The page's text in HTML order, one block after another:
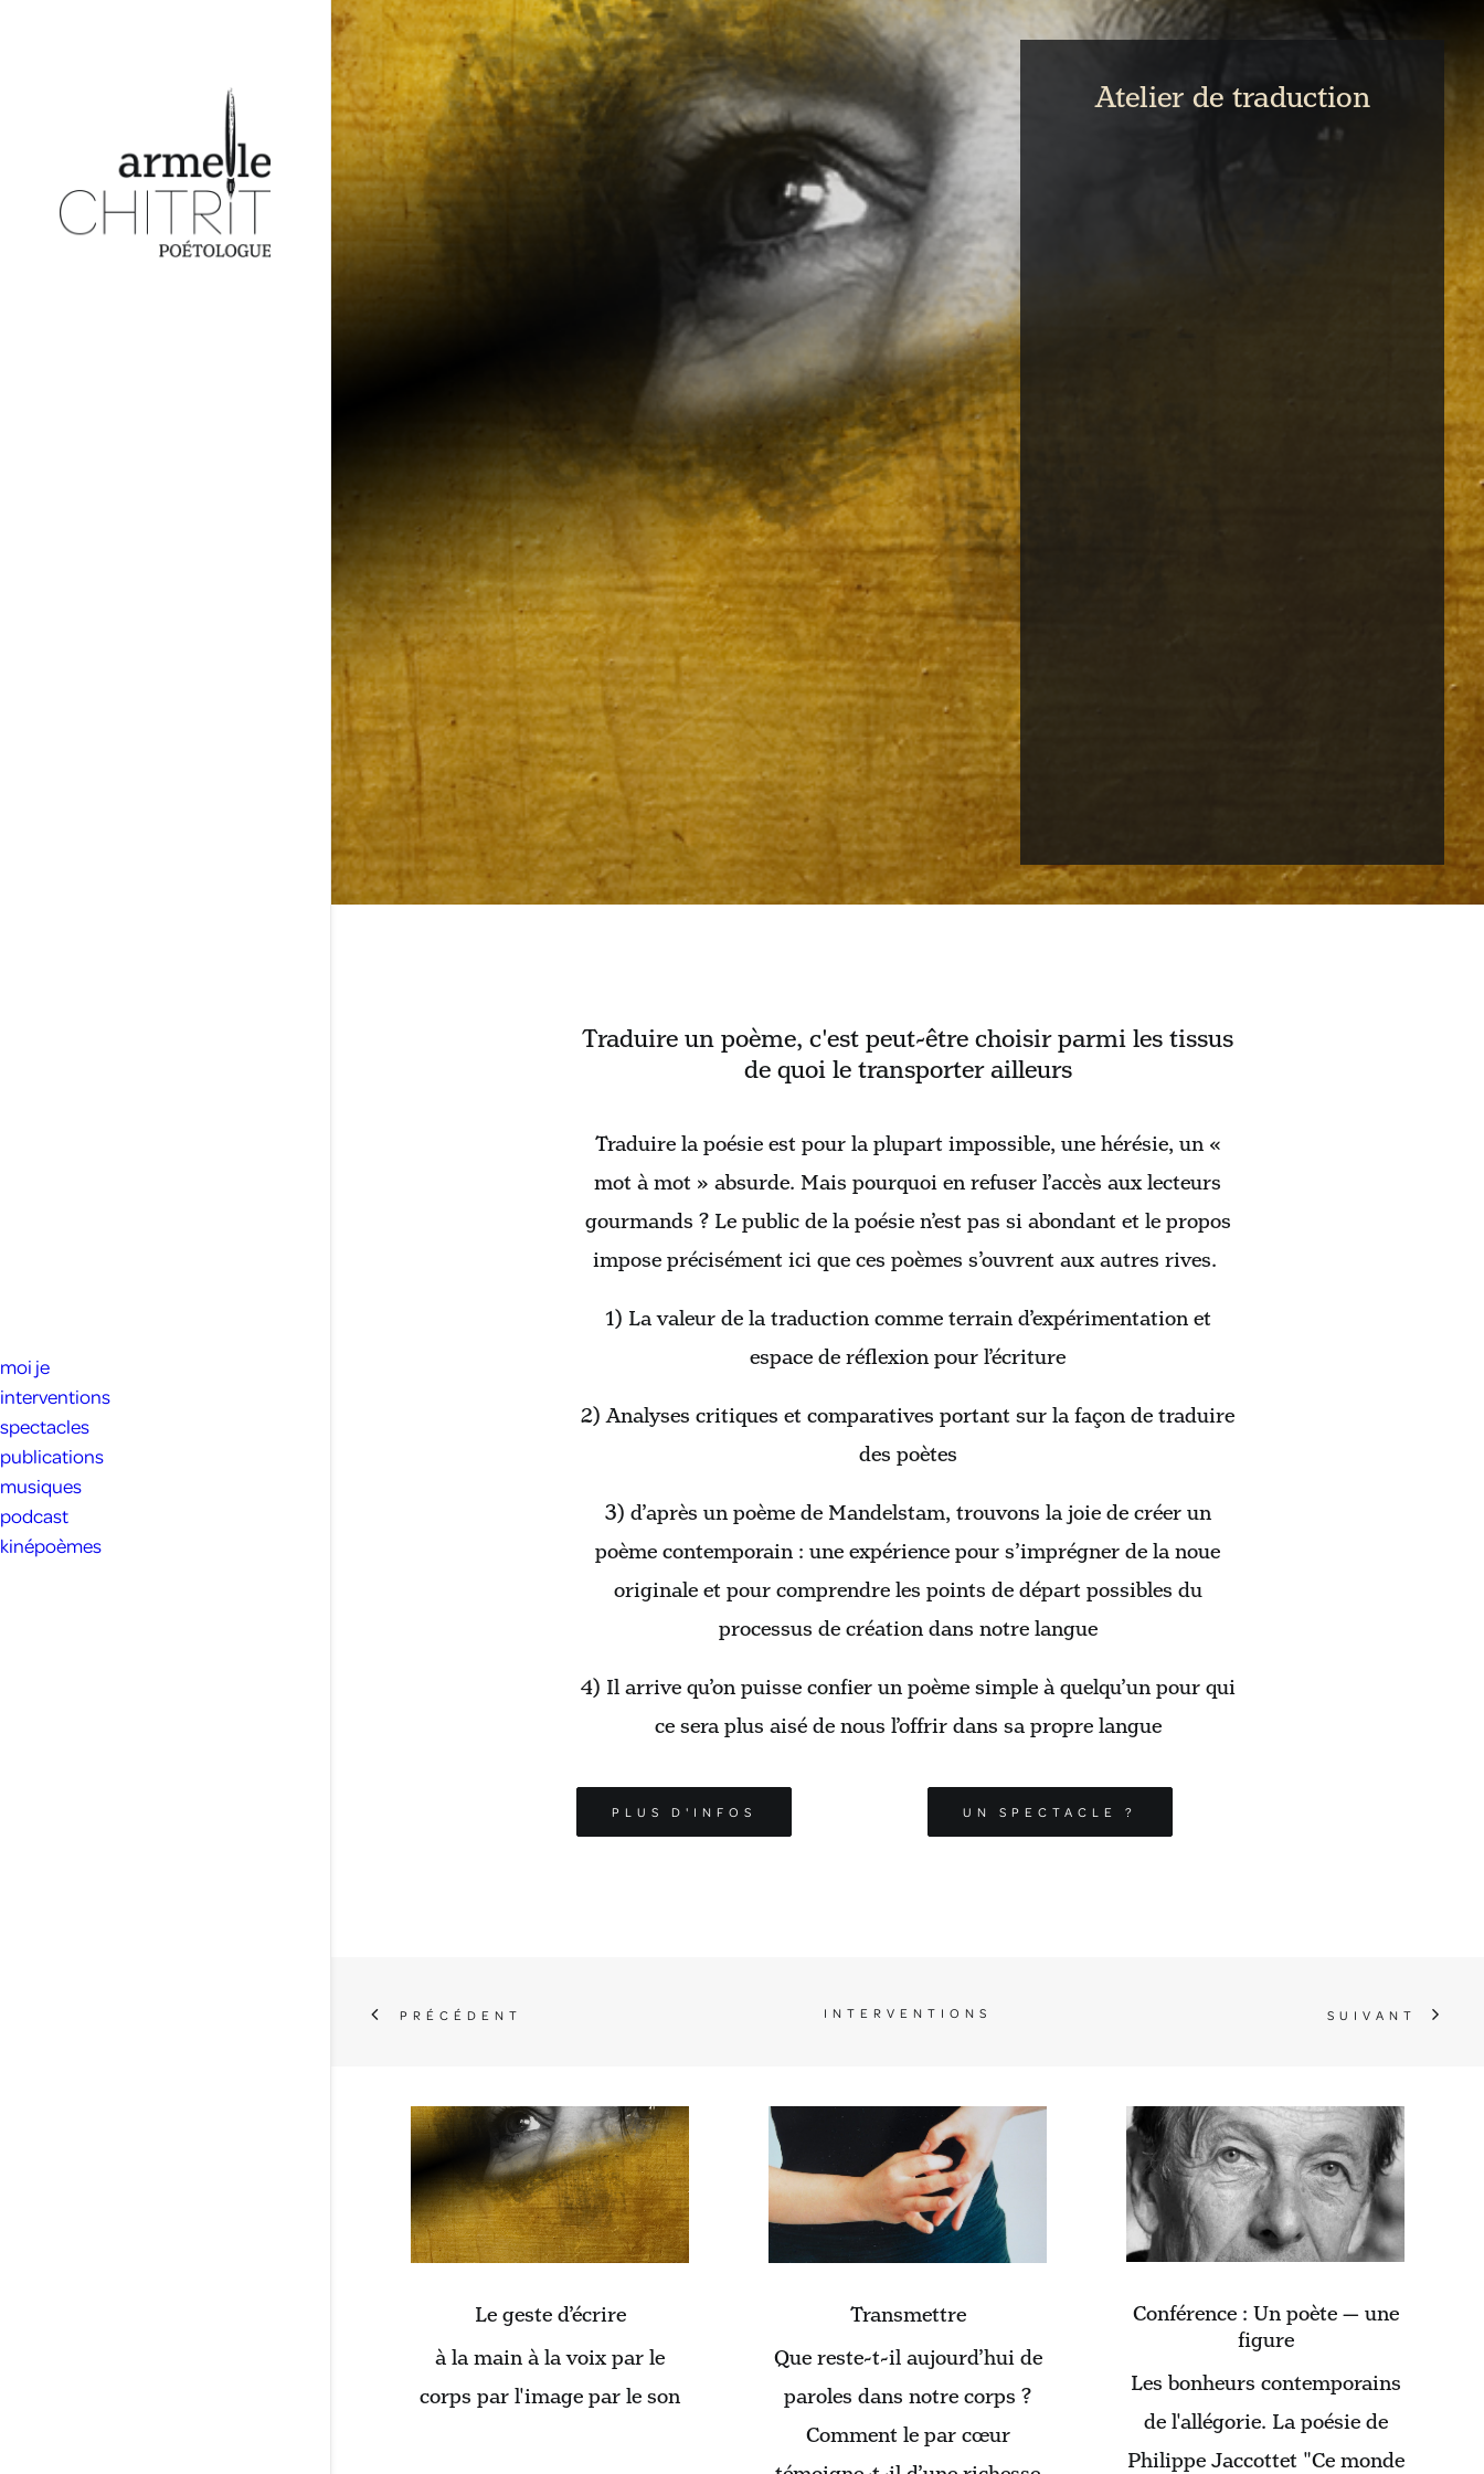
moi je
interventions
spectacles
publications
musiques
podcast
kinépoèmes
Atelier de traduction
Traduire un poème, c'est peut-être choisir parmi les tissus
de quoi le transporter ailleurs
Traduire la poésie est pour la plupart impossible, une hérésie, un «
mot à mot » absurde. Mais pourquoi en refuser l’accès aux lecteurs
gourmands ? Le public de la poésie n’est pas si abondant et le propos
impose précisément ici que ces poèmes s’ouvrent aux autres rives.
1) La valeur de la traduction comme terrain d’expérimentation et
espace de réflexion pour l’écriture
2) Analyses critiques et comparatives portant sur la façon de traduire
des poètes
3) d’après un poème de Mandelstam, trouvons la joie de créer un
poème contemporain : une expérience pour s’imprégner de la noue
originale et pour comprendre les points de départ possibles du
processus de création dans notre langue
4) Il arrive qu’on puisse confier un poème simple à quelqu’un pour qui
ce sera plus aisé de nous l’offrir dans sa propre langue
PLUS D'INFOS UN SPECTACLE ?
PRÉCÉDENT INTERVENTIONS SUIVANT
Le geste d’écrire
à la main à la voix par le
corps par l'image par le son
Transmettre
Que reste-t-il aujourd’hui de
paroles dans notre corps ?
Comment le par cœur
Conférence : Un poète — une
figure
Les bonheurs contemporains
de l'allégorie. La poésie de
Philippe Jaccottet "Ce monde